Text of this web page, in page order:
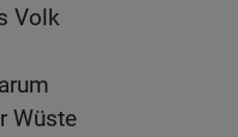
Volk
Wüste